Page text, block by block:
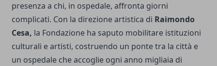
presenza a chi, in ospedale, affronta giorni
complicati. Con la direzione artistica di Raimondo
Cesa, la Fondazione ha saputo mobilitare istituzioni
culturali e artisti, costruendo un ponte tra la città e
un ospedale che accoglie ogni anno migliaia di